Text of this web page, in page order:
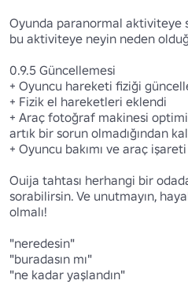
Oyunda paranormal aktiviteye
bu aktiviteye neyin neden
0.9.5 Güncellemesi
+ Oyuncu hareketi fiziği
+ Fizik el hareketleri eklendi
+ Araç fotoğraf makinesi
artık bir sorun olmadığından
+ Oyuncu bakımı ve araç
Ouija tahtası herhangi bir
sorabilirsin. Ve unutmayın,
olmalı!
"neredesin"
"buradasın mı"
"ne kadar yaşlandın"